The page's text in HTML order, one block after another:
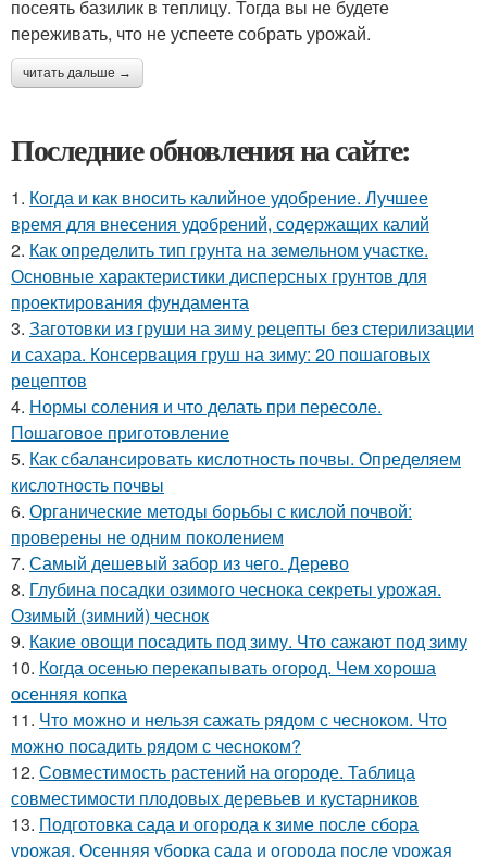
посеять базилик в теплицу. Тогда вы не будете
переживать, что не успеете собрать урожай.
читать дальше →
Последние обновления на сайте:
1. Когда и как вносить калийное удобрение. Лучшее
время для внесения удобрений, содержащих калий
2. Как определить тип грунта на земельном участке.
Основные характеристики дисперсных грунтов для
проектирования фундамента
3. Заготовки из груши на зиму рецепты без стерилизации
и сахара. Консервация груш на зиму: 20 пошаговых
рецептов
4. Нормы соления и что делать при пересоле.
Пошаговое приготовление
5. Как сбалансировать кислотность почвы. Определяем
кислотность почвы
6. Органические методы борьбы с кислой почвой:
проверены не одним поколением
7. Самый дешевый забор из чего. Дерево
8. Глубина посадки озимого чеснока секреты урожая.
Озимый (зимний) чеснок
9. Какие овощи посадить под зиму. Что сажают под зиму
10. Когда осенью перекапывать огород. Чем хороша
осенняя копка
11. Что можно и нельзя сажать рядом с чесноком. Что
можно посадить рядом с чесноком?
12. Совместимость растений на огороде. Таблица
совместимости плодовых деревьев и кустарников
13. Подготовка сада и огорода к зиме после сбора
урожая. Осенняя уборка сада и огорода после урожая